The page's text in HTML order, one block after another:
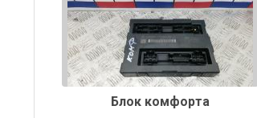
Блок комфорта